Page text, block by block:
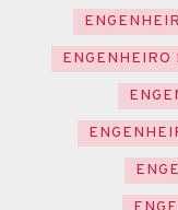
ENGENHEIRO